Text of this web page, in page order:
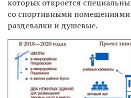
которых откроется
со спортивными помещениями
раздевалки и душевые.